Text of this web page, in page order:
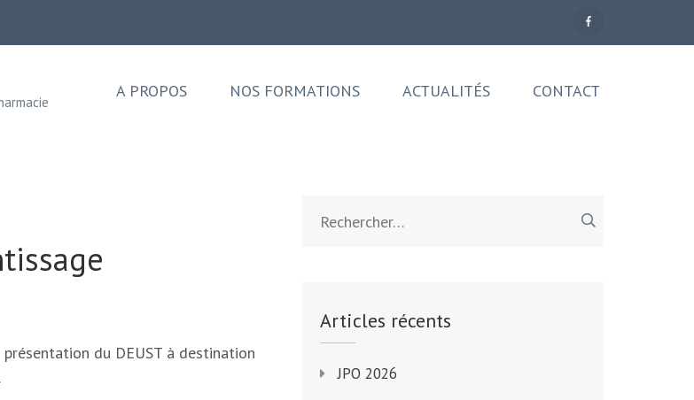
A PROPOS NOS FORMATIONS ACTUALITÉS CONTACT
du DEUST à destination
Articles récents
JPO 2026